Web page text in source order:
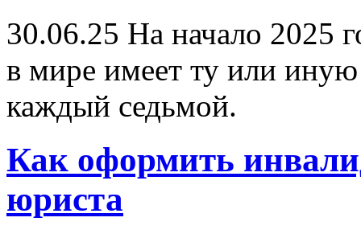
30.06.25 На начало 2025
в мире имеет ту или
каждый седьмой.
Как оформить
юриста